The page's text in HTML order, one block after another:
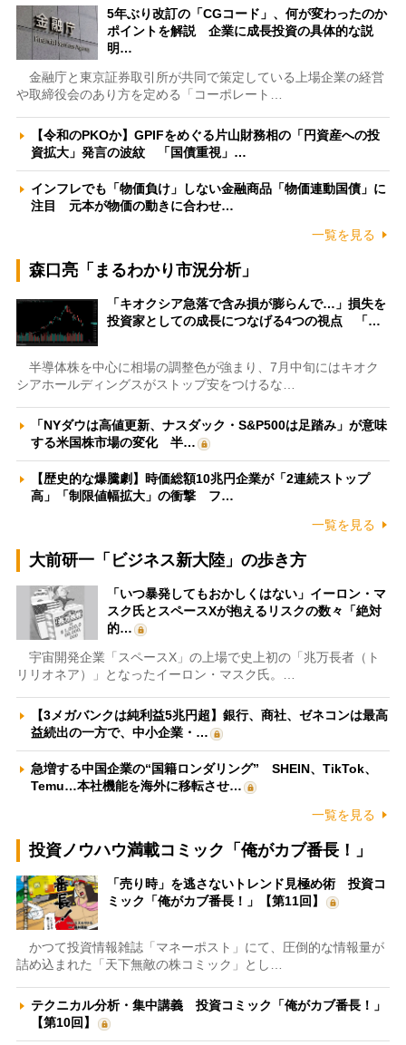
5年ぶり改訂の「CGコード」、何が変わったのか
ポイントを解説 企業に成長投資の具体的な説
明…
金融庁と東京証券取引所が共同で策定している上場企業の経営
や取締役会のあり方を定める「コーポレート…
【令和のPKOか】GPIFをめぐる片山財務相の「円資産への投
資拡大」発言の波紋 「国債重視」…
インフレでも「物価負け」しない金融商品「物価連動国債」に
注目 元本が物価の動きに合わせ…
一覧を見る
森口亮「まるわかり市況分析」
「キオクシア急落で含み損が膨らんで…」損失を
投資家としての成長につなげる4つの視点 「…
半導体株を中心に相場の調整色が強まり、7月中旬にはキオク
シアホールディングスがストップ安をつけるな…
「NYダウは高値更新、ナスダック・S&P500は足踏み」が意味
する米国株市場の変化 半…
【歴史的な爆騰劇】時価総額10兆円企業が「2連続ストップ
高」「制限値幅拡大」の衝撃 フ…
一覧を見る
大前研一「ビジネス新大陸」の歩き方
「いつ暴発してもおかしくはない」イーロン・マ
スク氏とスペースXが抱えるリスクの数々「絶対
的…
宇宙開発企業「スペースX」の上場で史上初の「兆万長者（ト
リリオネア）」となったイーロン・マスク氏。…
【3メガバンクは純利益5兆円超】銀行、商社、ゼネコンは最高
益続出の一方で、中小企業・…
急増する中国企業の“国籍ロンダリング” SHEIN、TikTok、
Temu…本社機能を海外に移転させ…
一覧を見る
投資ノウハウ満載コミック「俺がカブ番長！」
「売り時」を逃さないトレンド見極め術 投資コ
ミック「俺がカブ番長！」【第11回】
かつて投資情報雑誌「マネーポスト」にて、圧倒的な情報量が
詰め込まれた「天下無敵の株コミック」とし…
テクニカル分析・集中講義 投資コミック「俺がカブ番長！」
【第10回】